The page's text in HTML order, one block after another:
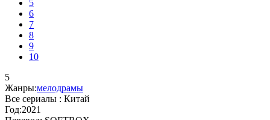
5
6
7
8
9
10
5
Жанры:мелодрамы
Все сериалы : Китай
Год:2021